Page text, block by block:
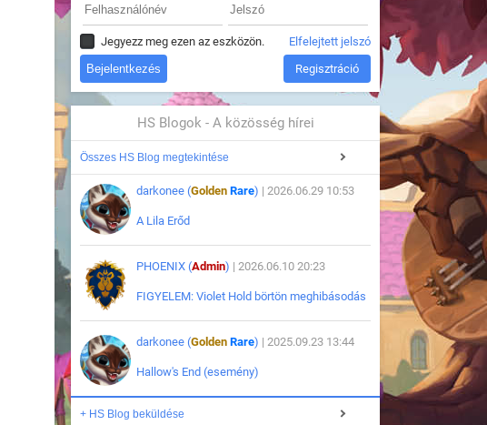
Jegyezz meg ezen az eszközön. Elfelejtett jelszó
Regisztráció
HS Blogok - A közösség hírei
Összes HS Blog megtekintése
darkonee (Golden Rare) | 2026.06.29 10:53
A Lila Erőd
PHOENIX (Admin) | 2026.06.10 20:23
FIGYELEM: Violet Hold börtön meghibásodás
darkonee (Golden Rare) | 2025.09.23 13:44
Hallow's End (esemény)
+ HS Blog beküldése